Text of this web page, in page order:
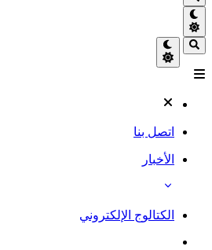
اتصل بنا
الأخبار
الكتالوج الإلكتروني